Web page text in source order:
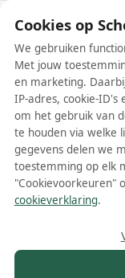
Hartjes
Meer lezen
Cookies op
We gebruiken
Met jouw
en marketing.
IP-adres, cookie-ID's
om het gebruik van
te houden via welke
gegevens delen we
toestemming op elk
"Cookievoorkeuren"
cookieverklaring.